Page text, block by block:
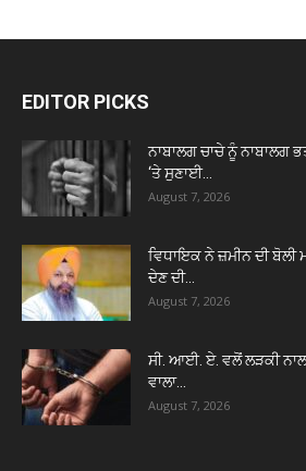
EDITOR PICKS
ਨਾਬਾਲਗ ਚਾਚੇ ਨੂੰ ਨਾਬਾਲਗ
‘ਤੇ ਸੁਣਾਈ...
August 7, 2026
ਵਿਧਾਇਕ ਨੇ ਜ਼ਮੀਨ ਦੀ ਬੋਲੀ
ਦੇਣ ਦੀ...
August 7, 2026
ਸੀ. ਆਈ. ਏ. ਵਲੋਂ ਲੜਕੀ
ਵਾਲਾ...
August 7, 2026